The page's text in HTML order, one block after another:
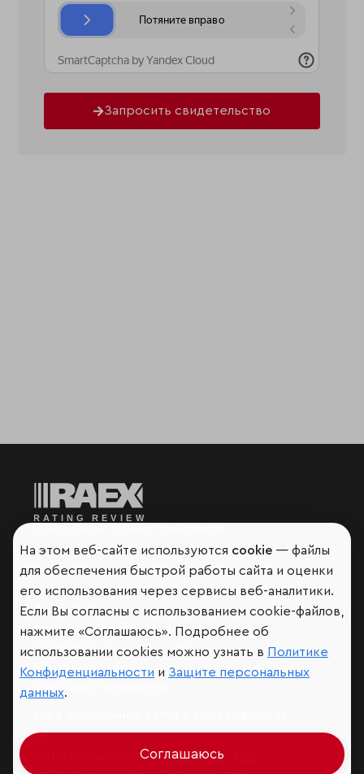
Запросить свидетельство
Аналитика
Контактная информация
Подписаться на рассылку
Обратная связь
VK
RAEX Образование –Telegram
На этом веб-сайте используются cookie — файлы
для обеспечения быстрой работы сайта и оценки
его использования через сервисы веб-аналитики.
Если Вы согласны с использованием cookie-файлов,
нажмите «Соглашаюсь». Подробнее об
использовании cookies можно узнать в Политике
Конфиденциальности и Защите персональных
данных.
Соглашаюсь